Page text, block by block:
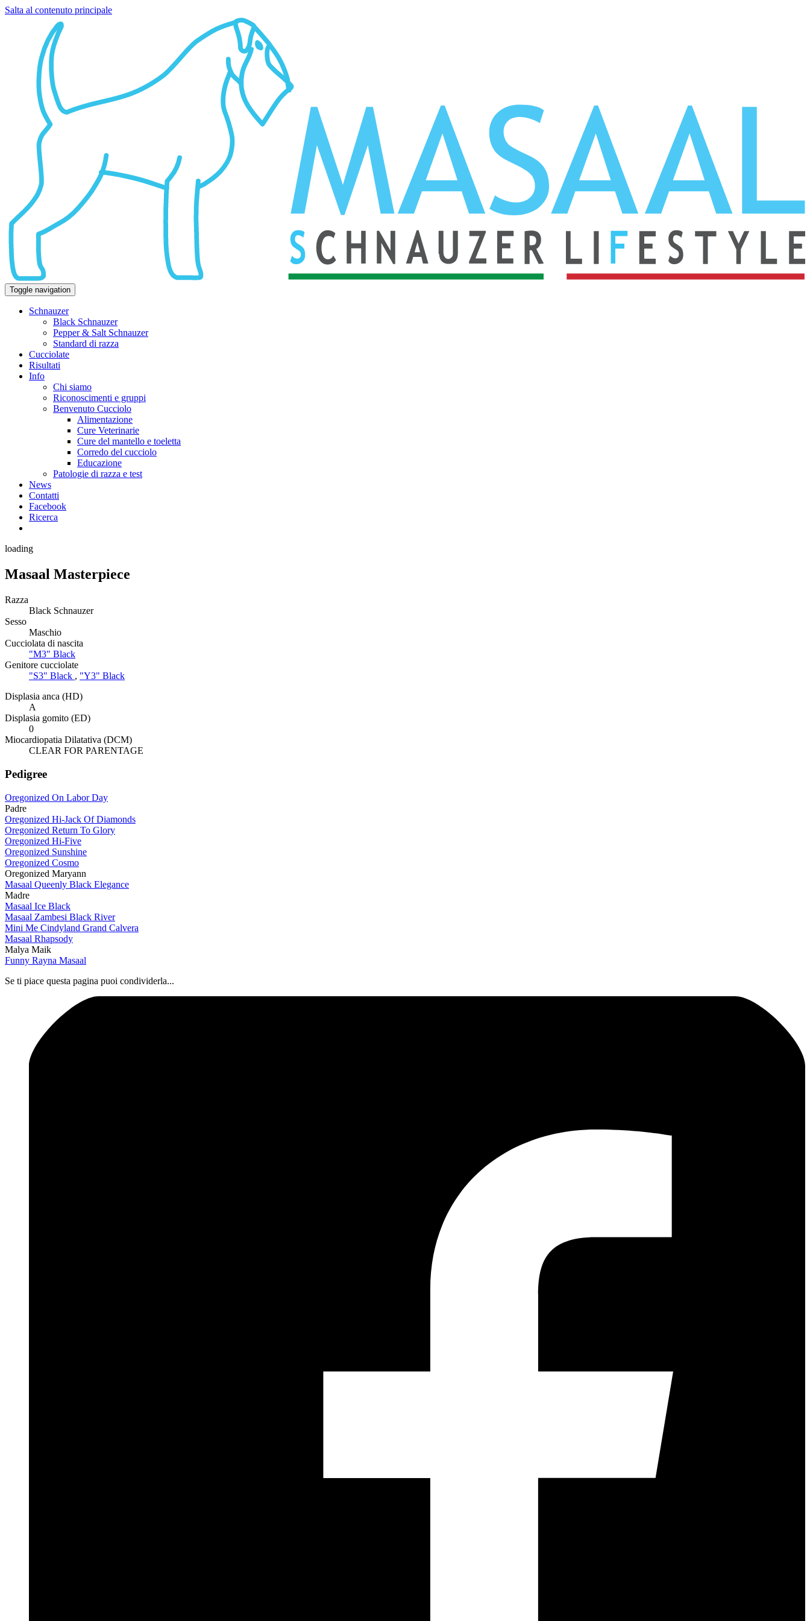
Salta al contenuto principale
Toggle navigation
Schnauzer
Black Schnauzer
Pepper & Salt Schnauzer
Standard di razza
Cucciolate
Risultati
Info
Chi siamo
Riconoscimenti e gruppi
Benvenuto Cucciolo
Alimentazione
Cure Veterinarie
Cure del mantello e toeletta
Corredo del cucciolo
Educazione
Patologie di razza e test
News
Contatti
Facebook
Ricerca
loading
Masaal Masterpiece
Razza
Black Schnauzer
Sesso
Maschio
Cucciolata di nascita
"M3" Black
Genitore cucciolate
"S3" Black , "Y3" Black
Displasia anca (HD)
A
Displasia gomito (ED)
0
Miocardiopatia Dilatativa (DCM)
CLEAR FOR PARENTAGE
Pedigree
Oregonized On Labor Day
Padre
Oregonized Hi-Jack Of Diamonds
Oregonized Return To Glory
Oregonized Hi-Five
Oregonized Sunshine
Oregonized Cosmo
Oregonized Maryann
Masaal Queenly Black Elegance
Madre
Masaal Ice Black
Masaal Zambesi Black River
Mini Me Cindyland Grand Calvera
Masaal Rhapsody
Malya Maik
Funny Rayna Masaal
Se ti piace questa pagina puoi condividerla...